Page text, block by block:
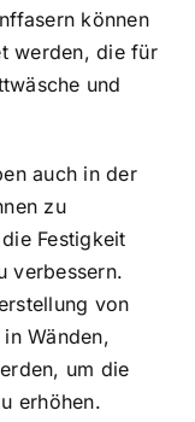
können
werden, die für
und
auch in der
zu
Festigkeit
verbessern.
von
Wänden,
um die
erhöhen.